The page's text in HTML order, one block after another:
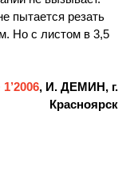
пытается резать
Но с листом в 3,5
, И. ДЕМИН, г.
Красноярск